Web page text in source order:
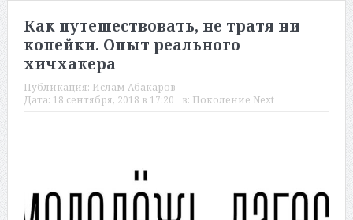
Как путешествовать, не тратя ни
копейки. Опыт реального
хичхакера
Публикация: Ислам Абакаров
Дата: 18 сентября, 2018 в 17:20 в: Поколение Next